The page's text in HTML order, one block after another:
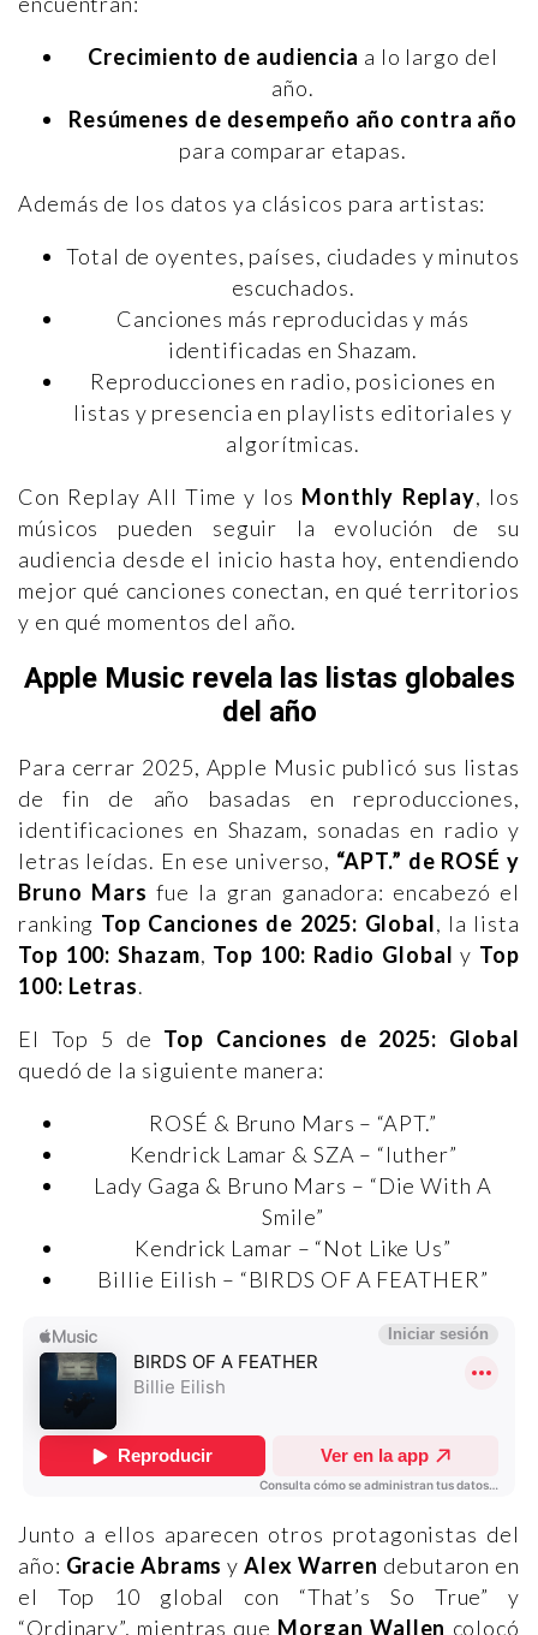
Crecimiento de audiencia a lo largo del
año.
Resúmenes de desempeño año contra año
para comparar etapas.
Además de los datos ya clásicos para artistas:
Total de oyentes, países, ciudades y minutos
escuchados.
Canciones más reproducidas y más
identificadas en Shazam.
Reproducciones en radio, posiciones en
listas y presencia en playlists editoriales y
algorítmicas.
Con Replay All Time y los Monthly Replay, los
músicos pueden seguir la evolución de su
audiencia desde el inicio hasta hoy, entendiendo
mejor qué canciones conectan, en qué territorios
y en qué momentos del año.
Apple Music revela las listas globales
del año
Para cerrar 2025, Apple Music publicó sus listas
de fin de año basadas en reproducciones,
identificaciones en Shazam, sonadas en radio y
letras leídas. En ese universo, “APT.” de ROSÉ y
Bruno Mars fue la gran ganadora: encabezó el
ranking Top Canciones de 2025: Global, la lista
Top 100: Shazam, Top 100: Radio Global y Top
100: Letras.
El Top 5 de Top Canciones de 2025: Global
quedó de la siguiente manera:
ROSÉ & Bruno Mars – “APT.”
Kendrick Lamar & SZA – “luther”
Lady Gaga & Bruno Mars – “Die With A
Smile”
Kendrick Lamar – “Not Like Us”
Billie Eilish – “BIRDS OF A FEATHER”
Junto a ellos aparecen otros protagonistas del
año: Gracie Abrams yAlex Warren debutaron en
el Top 10 global con “That’s So True” y
“Ordinary”, mientras que Morgan Wallen colocó